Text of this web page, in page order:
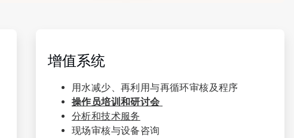
增值系统
用水减少、再利用与再循环审核及程序
操作员培训和研讨会
分析和技术服务
现场审核与设备咨询